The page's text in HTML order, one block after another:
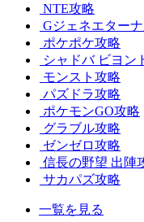
NTE攻略
Gジェネエター
ポケポケ攻略
シャドバ ビヨン
モンスト攻略
パズドラ攻略
ポケモンGO攻略
グラブル攻略
ゼンゼロ攻略
信長の野望 出陣
サカパズ攻略
一覧を見る